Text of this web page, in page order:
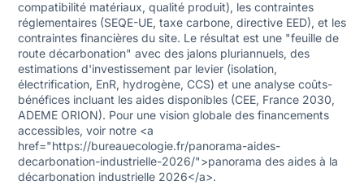
compatibilité matériaux, qualité produit), les contraintes
réglementaires (SEQE-UE, taxe carbone, directive EED), et les
contraintes financières du site. Le résultat est une "feuille de
route décarbonation" avec des jalons pluriannuels, des
estimations d'investissement par levier (isolation,
électrification, EnR, hydrogène, CCS) et une analyse coûts-
bénéfices incluant les aides disponibles (CEE, France 2030,
ADEME ORION). Pour une vision globale des financements
accessibles, voir notre <a
href="https://bureauecologie.fr/panorama-aides-
decarbonation-industrielle-2026/">panorama des aides à la
décarbonation industrielle 2026</a>.